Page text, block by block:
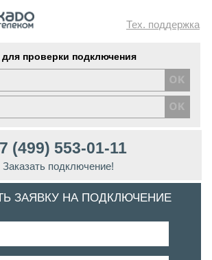
Тех. поддержка
проверки подключения
(499) 553-01-11
Заказать подключение!
ЗАЯВКУ НА ПОДКЛЮЧЕНИЕ